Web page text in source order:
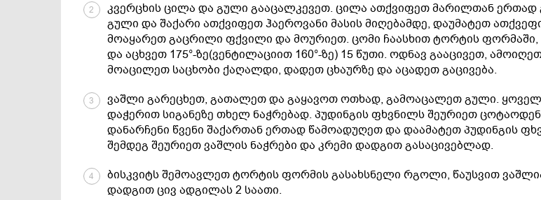
2
კვერცხის ცილა და გული გააცალკევეთ. ცილა ათქვიფეთ მარილთან ერთად
გული და შაქარი ათქვიფეთ ჰაეროვანი მასის მიღებამდე, დაუმატეთ
მოაყარეთ გაცრილი ფქვილი და მოურიეთ. ცომი ჩაასხით ტორტის
და აცხვეთ 175°-ზე(ვენტილაციით 160°-ზე) 15 წუთი. ოდნავ გააცივეთ,
მოაცილეთ საცხობი ქაღალდი, დადეთ ცხაურზე და აცადეთ გაცივება.
3
ვაშლი გარეცხეთ, გათალეთ და გაყავოთ ოთხად, გამოაცალეთ გული.
დაჭერით სიგანეზე თხელ ნაჭრებად. პუდინგის ფხვნილს შეურიეთ
დანარჩენი წვენი შაქართან ერთად წამოადუღეთ და დაამატეთ პუდინგის
შემდეგ შეურიეთ ვაშლის ნაჭრები და კრემი დადგით გასაცივებლად.
4
ბისკვიტს შემოავლეთ ტორტის ფორმის გასახსნელი რგოლი, წაუსვით
დადგით ცივ ადგილას 2 საათი.